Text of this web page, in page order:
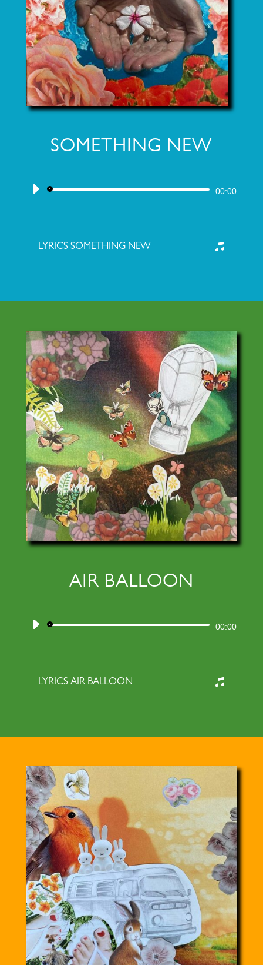
SOMETHING NEW
Audiospeler 00:00
LYRICS SOMETHING NEW
AIR BALLOON
Audiospeler 00:00
LYRICS AIR BALLOON